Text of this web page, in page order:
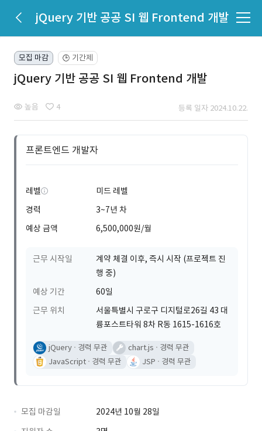
jQuery 기반 공공 SI 웹 Frontend 개발
모집 마감 🕒 기간제
jQuery 기반 공공 SI 웹 Frontend 개발
높음 4 등록 일자 2024.10.22.
프론트엔드 개발자
레벨
미드 레벨
경력
3~7년 차
예상 금액
6,500,000원/월
근무 시작일
계약 체결 이후, 즉시 시작 (프로젝트 진
행 중)
예상 기간
60일
근무 위치
서울특별시 구로구 디지털로26길 43 대
륭포스트타워 8차 R동 1615-1616호
jQuery 경력 무관 chart.js
경력 무관
JavaScript
경력 무관 JSP 경력 무관
모집 마감일
2024년 10월 28일